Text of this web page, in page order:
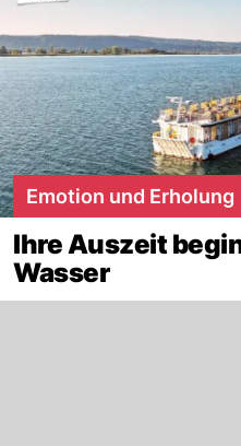
Emotion und Erholung
Ihre Auszeit
Wasser